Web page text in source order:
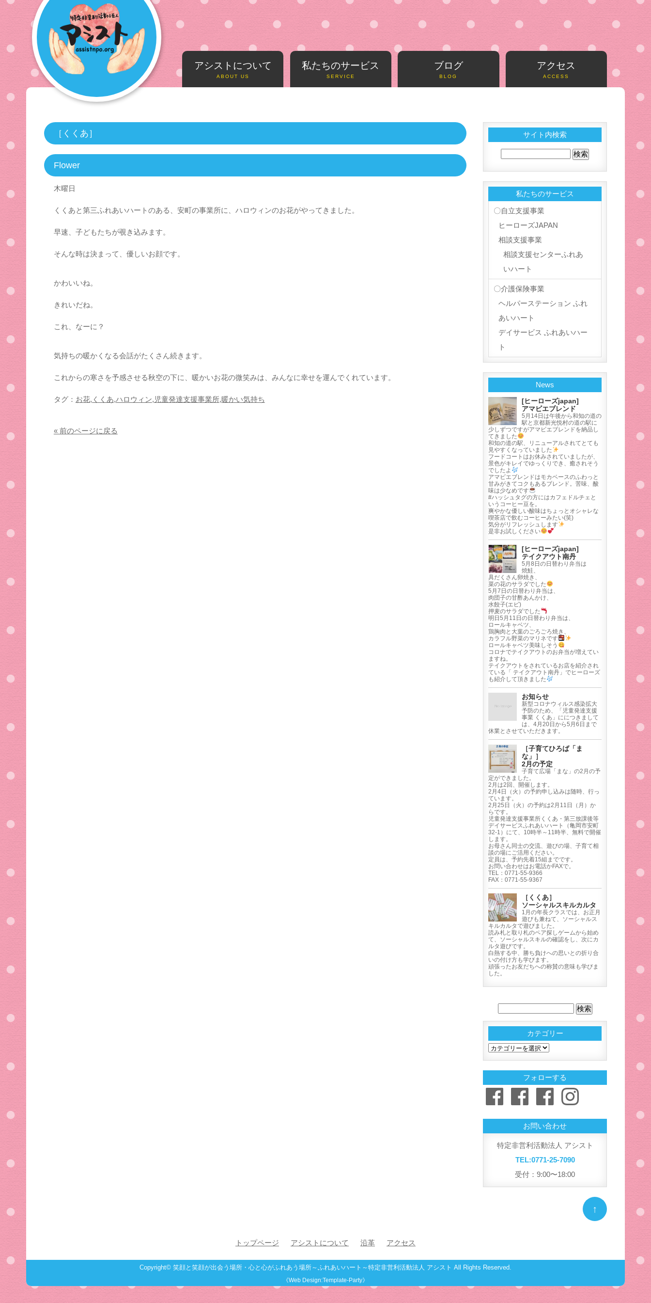
アシストについて
ABOUT US
私たちのサービス
SERVICE
ブログ
BLOG
アクセス
ACCESS
［くくあ］
Flower
木曜日
くくあと第三ふれあいハートのある、安町の事業所に、ハロウィンのお花がやってきました。
早速、子どもたちが覗き込みます。
そんな時は決まって、優しいお顔です。
かわいいね。
きれいだね。
これ、なーに？
気持ちの暖かくなる会話がたくさん続きます。
これからの寒さを予感させる秋空の下に、暖かいお花の微笑みは、みんなに幸せを運んでくれています。
タグ： お花, くくあ,ハロウィン, 児童発達支援事業所,暖かい気持ち
« 前のページに戻る
サイト内検索
私たちのサービス
〇自立支援事業
ヒーローズJAPAN
相談支援事業
相談支援センターふれあ
いハート
〇介護保険事業
ヘルパーステーション ふれ
あいハート
デイサービス ふれあいハー
ト
News
[ヒーローズjapan]
アマビエブレンド
5月14日は午後から和知の道の
駅と京都新光悦村の道の駅に
少しずつですがアマビエブレンドを納品し
てきました
和知の道の駅、リニューアルされてとても
見やすくなっていました
フードコートはお休みされていましたが、
景色がキレイでゆっくりでき、癒されそう
でしたよ
アマビエブレンドはモカベースのふわっと
甘みがきてコクもあるブレンド。苦味、酸
味は少なめです
#ハッシュタグの方にはカフェドルチェと
いうコーヒー豆を。
爽やかな優しい酸味はちょっとオシャレな
喫茶店で飲むコーヒーみたい(笑)
気分がリフレッシュします
是非お試しください
[ヒーローズjapan]
テイクアウト南丹
5月8日の日替わり弁当は
焼鮭、
具だくさん卵焼き、
菜の花のサラダでした
5月7日の日替わり弁当は、
肉団子の甘酢あんかけ、
水餃子(エビ)
押麦のサラダでした
明日5月11日の日替わり弁当は、
ロールキャベツ、
鶏胸肉と大葉のごろごろ焼き、
カラフル野菜のマリネです
ロールキャベツ美味しそう
コロナでテイクアウトのお弁当が増えてい
ますね。
テイクアウトをされているお店を紹介され
ている「 テイクアウト南丹」でヒーローズ
も紹介して頂きました
お知らせ
新型コロナウィルス感染拡大
予防のため、「児童発達支援
事業 くくあ」ににつきまして
は、4月20日から5月6日まで
休業とさせていただきます。
［子育てひろば「ま
な」］
2月の予定
子育て広場「まな」の2月の予
定ができました。
2月は2回、開催します。
2月4日（火）の予約申し込みは随時、行っ
ています。
2月25日（火）の予約は2月11日（月）か
らです。
児童発達支援事業所くくあ・第三放課後等
デイサービスふれあいハート（亀岡市安町
32-1）にて、10時半～11時半、無料で開催
します。
お母さん同士の交流、遊びの場、子育て相
談の場にご活用ください。
定員は、予約先着15組までです。
お問い合わせはお電話かFAXで。
TEL：0771-55-9366
FAX：0771-55-9367
［くくあ］
ソーシャルスキルカルタ
1月の年長クラスでは、お正月
遊びも兼ねて、ソーシャルス
キルカルタで遊びました。
読み札と取り札のペア探しゲームから始め
て、ソーシャルスキルの確認をし、次にカ
ルタ遊びです。
白熱する中、勝ち負けへの思いとの折り合
いの付け方も学びます。
頑張ったお友だちへの称賛の意味も学びま
した。
カテゴリー
カ
テ
リ
ー
フォローする
FacebookFacebookFacebookInstagram
お問い合わせ
特定非営利活動法人 アシスト
TEL:0771-25-7090
受付：9:00〜18:00
↑
トップページ アシストについて 沿革 アクセス
Copyright© 笑顔と笑顔が出会う場所・心と心がふれあう場所～ふれあいハート～特定非営利活動法人 アシスト All Rights Reserved.
《Web Design:Template-Party》